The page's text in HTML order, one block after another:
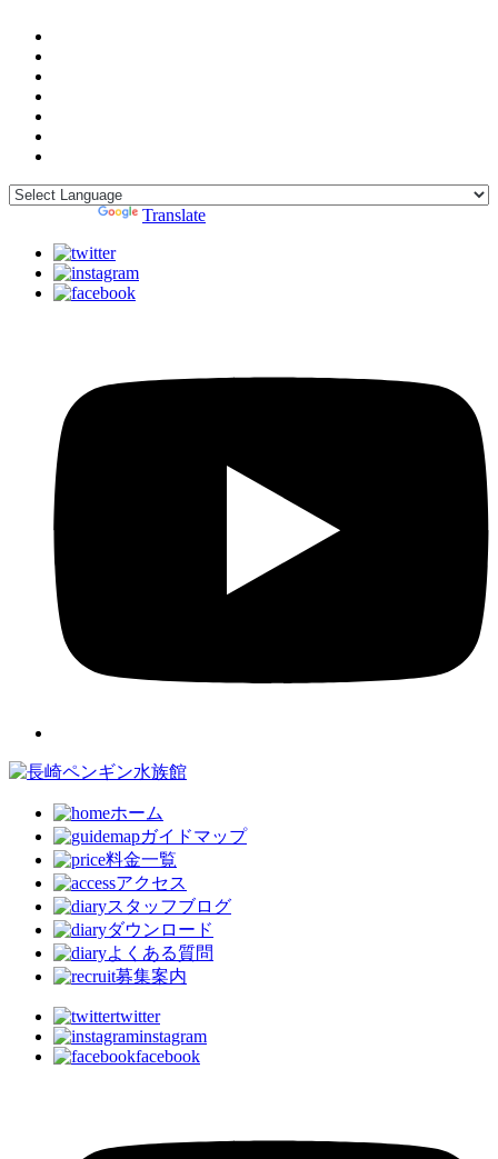
Translate
ホーム
ガイドマップ
料金一覧
アクセス
スタッフブログ
ダウンロード
よくある質問
募集案内
twitter
instagram
facebook